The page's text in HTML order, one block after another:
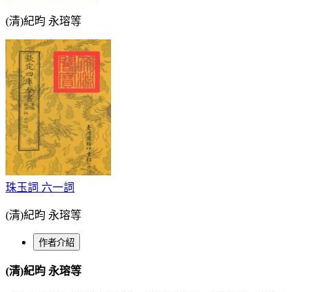
(清)紀昀 永瑢等
珠玉詞 六一詞
(清)紀昀 永瑢等
作者介紹
(清)紀昀 永瑢等